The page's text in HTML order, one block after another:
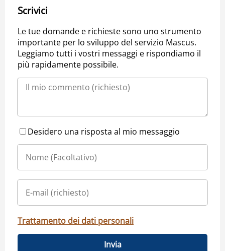
Scrivici
Le tue domande e richieste sono uno strumento
importante per lo sviluppo del servizio Mascus.
Leggiamo tutti i vostri messaggi e rispondiamo il
più rapidamente possibile.
Desidero una risposta al mio messaggio
Trattamento dei dati personali
Invia